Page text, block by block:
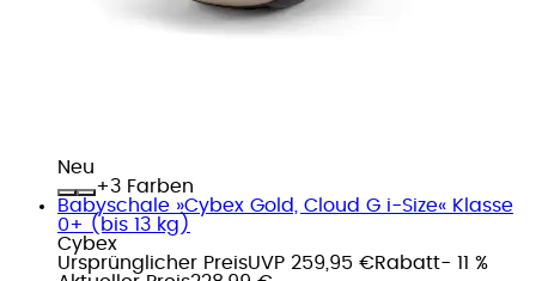
Neu
+
Farben
Babyschale »Cybex Gold, Cloud G i-Size« Klasse
0+ (bis 13 kg)
Cybex
Ursprünglicher PreisUVP 259,95 €Rabatt- 11 %